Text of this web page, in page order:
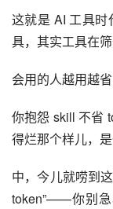
这就是 AI 工具
具，其实工具在筛
会用的人越用越
你抱怨 skill 不省
得烂那个样儿，
中，今儿就唠到
token”——你别急